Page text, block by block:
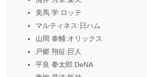
美馬 学:ロッテ
マルティネス:日ハム
山岡 泰輔:オリックス
戸郷 翔征:巨人
平良 拳太郎:DeNA